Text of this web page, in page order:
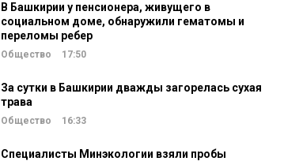
В Башкирии у пенсионера, живущего в
социальном доме, обнаружили гематомы и
переломы ребер
Общество 17:50
За сутки в Башкирии дважды загорелась сухая
трава
Общество 16:33
Специалисты Минэкологии взяли пробы